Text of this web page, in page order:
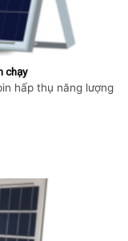
chạy
hấp thụ năng lượng